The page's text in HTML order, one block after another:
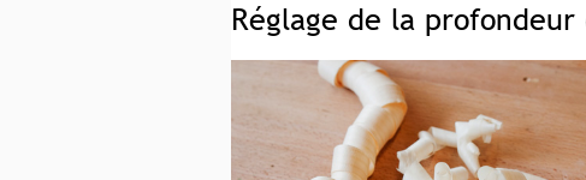
Réglage de la profondeur